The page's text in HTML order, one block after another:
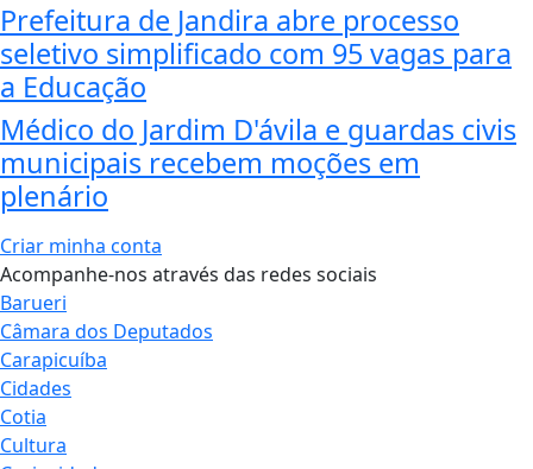
Prefeitura de Jandira abre processo
seletivo simplificado com 95 vagas para
a Educação
Médico do Jardim D'ávila e guardas civis
municipais recebem moções em
plenário
Criar minha conta
Acompanhe-nos através das redes sociais
Barueri
Câmara dos Deputados
Carapicuíba
Cidades
Cotia
Cultura